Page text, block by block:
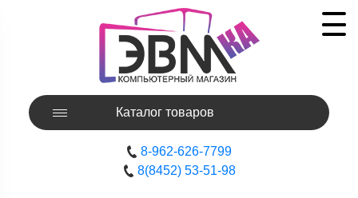
Каталог товаров
8-962-626-7799
8(8452) 53-51-98